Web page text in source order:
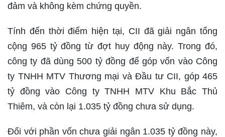
đảm và không kèm chứng quyền.
Tính đến thời điểm hiện tại, CII đã giải ngân tổng
cộng 965 tỷ đồng từ đợt huy động này. Trong đó,
công ty đã dùng 500 tỷ đồng để góp vốn vào Công
ty TNHH MTV Thương mại và Đầu tư CII, góp 465
tỷ đồng vào Công ty TNHH MTV Khu Bắc Thủ
Thiêm, và còn lại 1.035 tỷ đồng chưa sử dụng.
Đối với phần vốn chưa giải ngân 1.035 tỷ đồng này,